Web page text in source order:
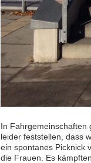
In Fahrgemeinschaften
leider feststellen, dass
ein spontanes Picknick
die Frauen. Es